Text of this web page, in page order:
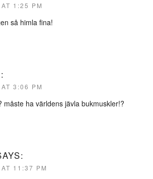
1:25 PM
så himla fina!
3:06 PM
måste ha världens jävla bukmuskler!?
11:37 PM